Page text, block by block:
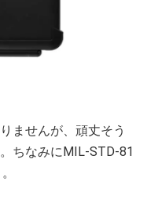
ませんが、頑丈そう
ちなみにMIL-STD-81